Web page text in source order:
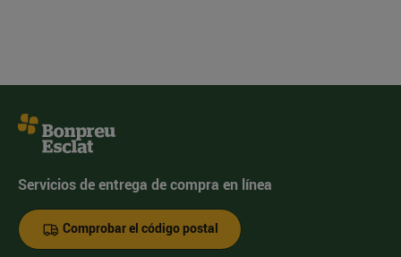
Servicios de entrega de compra en línea
Comprobar el código postal